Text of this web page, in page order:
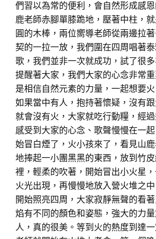
們習以為常的便利，會自然形成感
鹿老師赤腳單膝跪地，壓著中柱，
圓的木棒，兩位嚮導老師從兩邊拉
契的一拉一放，我們圍在四周唱著
歌，我們並非一次就成功，試了很
提醒著大家，我們大家的心念非常
是相信自然元素的力量，一起想要火
如果當中有人，抱持著懷疑，沒有跟
就會沒有火，大家就吃行動糧，經過
感受到大家的心念、歌聲慢慢在一
始冒白煙了，火小孩來了，看見山
地捧起一小團黑黑的東西，放到竹
裡，輕柔的吹著，開始冒出小火星
火光出現，再慢慢地放入營火堆之
開始照亮四周，大家寂靜無聲的看
焰有不同的顏色和姿態，強大的力
人，真的很美。等到火的熱度到達